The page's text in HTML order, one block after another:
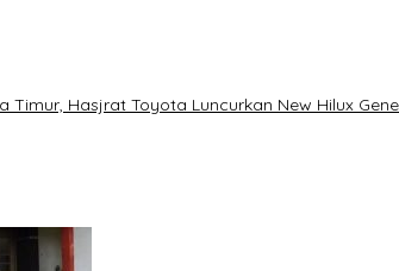
Timur, Hasjrat Toyota Luncurkan New Hilux